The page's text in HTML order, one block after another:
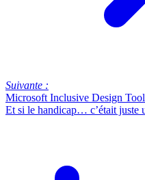
Suivante :
Microsoft Inclusive Design
Et si le handicap… c’était juste